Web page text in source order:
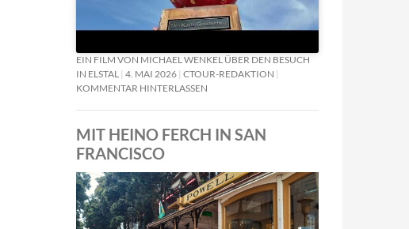
EIN FILM VON MICHAEL WENKEL ÜBER DEN BESUCH
IN ELSTAL 4. MAI 2026 CTOUR-REDAKTION
KOMMENTAR HINTERLASSEN
MIT HEINO FERCH IN SAN
FRANCISCO